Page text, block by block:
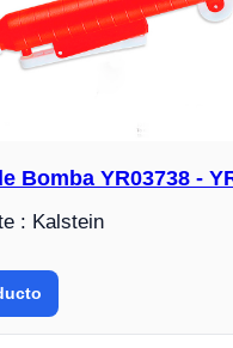
Bomba YR03738 -
: Kalstein